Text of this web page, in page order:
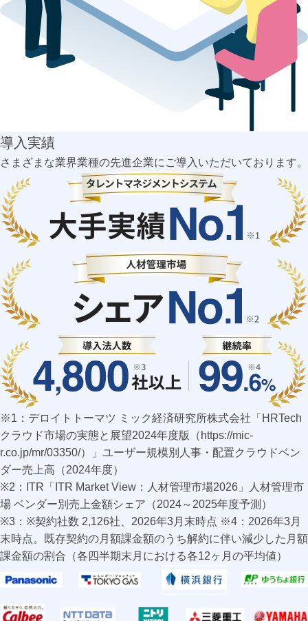
導入実績
さまざまな業界業種の先進企業にご導入いただいております。
※1：デロイトトーマツ ミック経済研究所株式会社「HRTech
クラウド市場の実態と展望2024年度版（https://mic-
r.co.jp/mr/03350/）」ユーザー規模別人事・配置クラウドベン
ダー売上高（2024年度）
※2：ITR「ITR Market View：人材管理市場2026」人材管理市
場 ベンダー別売上金額シェア（2024～2025年度予測）
※3：※契約社数 2,126社、2026年3月末時点 ※4：2026年3月
末時点。既存契約の月額課金額のうち解約に伴い減少した月額
課金額の割合（各四半期末月における各12ヶ月の平均値）